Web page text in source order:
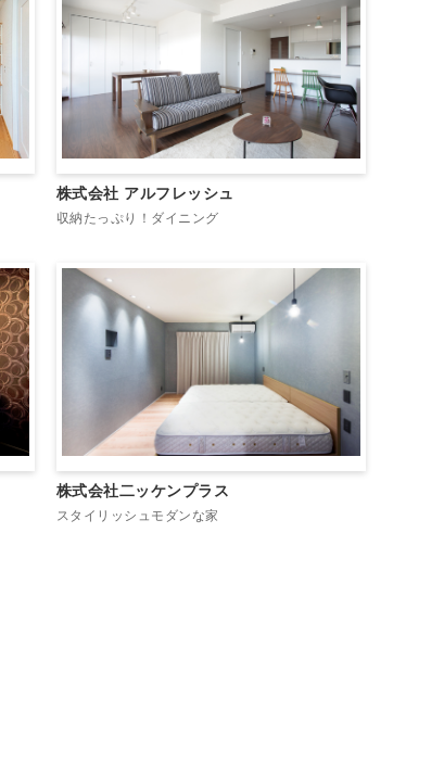
株式会社 アルフレッシュ
収納たっぷり！ダイニング
株式会社二ッケンプラス
スタイリッシュモダンな家